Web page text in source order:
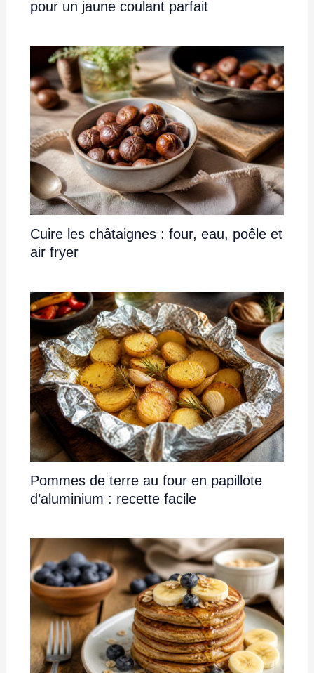
pour un jaune coulant parfait
Cuire les châtaignes : four, eau, poêle et
air fryer
Pommes de terre au four en papillote
d’aluminium : recette facile